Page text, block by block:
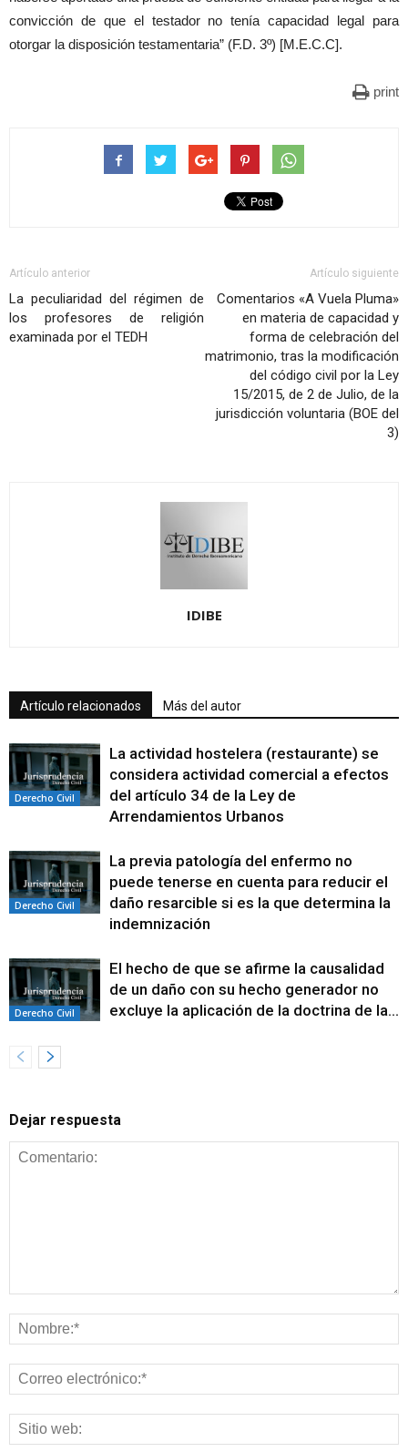
convicción de que el testador no tenía capacidad legal para
otorgar la disposición testamentaria” (F.D. 3º) [M.E.C.C].
print
Artículo anterior
La peculiaridad del régimen de
los profesores de religión
examinada por el TEDH
Artículo siguiente
Comentarios «A Vuela Pluma»
en materia de capacidad y
forma de celebración del
matrimonio, tras la modificación
del código civil por la Ley
15/2015, de 2 de Julio, de la
jurisdicción voluntaria (BOE del
3)
IDIBE
Artículo relacionados Más del autor
Derecho Civil
La actividad hostelera (restaurante) se
considera actividad comercial a efectos
del artículo 34 de la Ley de
Arrendamientos Urbanos
Derecho Civil
La previa patología del enfermo no
puede tenerse en cuenta para reducir el
daño resarcible si es la que determina la
indemnización
Derecho Civil
El hecho de que se afirme la causalidad
de un daño con su hecho generador no
excluye la aplicación de la doctrina de la...
Dejar respuesta